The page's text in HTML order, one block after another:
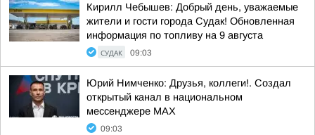
Кирилл Чебышев: Добрый день, уважаемые
жители и гости города Судак! Обновленная
информация по топливу на 9 августа
СУДАК 09:03
Юрий Нимченко: Друзья, коллеги!. Создал
открытый канал в национальном
мессенджере MAX
09:03